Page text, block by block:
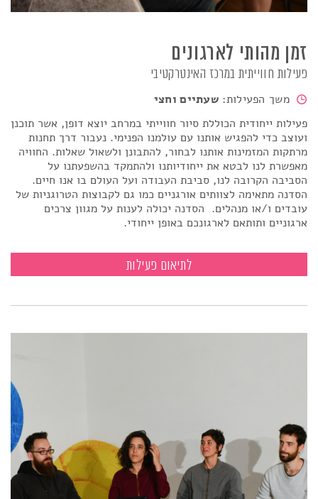
זמן מהותי לארגונים
פעילות חווייתית במרכז האינטרקטיבי
משך הפעילות: שעתיים וחצי
פעילות ייחודית הכוללת סיור חווייתי במרחב יוצא דופן, אשר תוכנן
ועוצב כדי להפגיש אותנו עם עולמנו הפנימי. נעבור דרך תחנות
מרתקות המזמינות אותנו לבחור, להתבונן ולשאול שאלות. החוויה
מאפשרת לנו לבטא את ייחודיותנו ולהתמקד בהשפעתנו על
הסביבה הקרובה לנו, סביבת העבודה ועל העולם בו אנו חיים.
הסדנה מתאימה לצוותים אורגניים כמו גם לקבוצות הטרוגניות של
עובדים ו/או מנהלים. הסדנה יכולה לענות על מגוון צרכים
ארגוניים ותותאם לארגונכם באופן ייחודי.
לתיאום פעילות